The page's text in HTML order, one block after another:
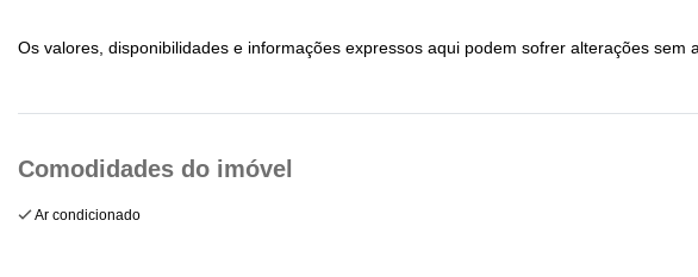
Os valores, disponibilidades e informações expressos aqui podem sofrer alterações sem
Ar condicionado